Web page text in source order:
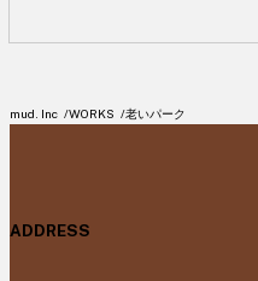
mud. Inc WORKS 老いパーク
ADDRESS